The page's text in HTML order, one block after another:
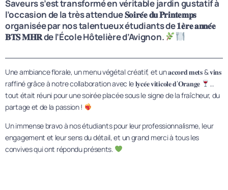
Saveurs s’est transformé en véritable jardin gustatif à
l’occasion de la très attendue 𝐒𝐨𝐢𝐫𝐞́𝐞 𝐝𝐮 𝐏𝐫𝐢𝐧𝐭𝐞𝐦𝐩𝐬
organisée par nos talentueux étudiants de 𝟏𝐞̀𝐫𝐞 𝐚𝐧𝐧𝐞́𝐞
𝐁𝐓𝐒 𝐌𝐇𝐑 de l’École Hôtelière d’Avignon.
Une ambiance florale, un menu végétal créatif, et un 𝐚𝐜𝐜𝐨𝐫𝐝 𝐦𝐞𝐭𝐬 & 𝐯𝐢𝐧𝐬
raffiné grâce à notre collaboration avec le 𝐥𝐲𝐜𝐞́𝐞 𝐯𝐢𝐭𝐢𝐜𝐨𝐥𝐞 𝐝’𝐎𝐫𝐚𝐧𝐠𝐞
…
tout était réuni pour une soirée placée sous le signe de la fraîcheur, du
partage et de la passion !
Un immense bravo à nos étudiants pour leur professionnalisme, leur
engagement et leur sens du détail, et un grand merci à tous les
convives qui ont répondu présents.